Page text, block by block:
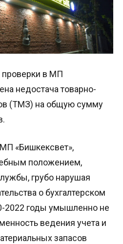
проверки в МП
недостача товарно-
(ТМЗ) на общую сумму
«Бишкексвет»,
положением,
грубо нарушая
о бухгалтерском
2022 годы умышленно не
ведения учета и
запасов